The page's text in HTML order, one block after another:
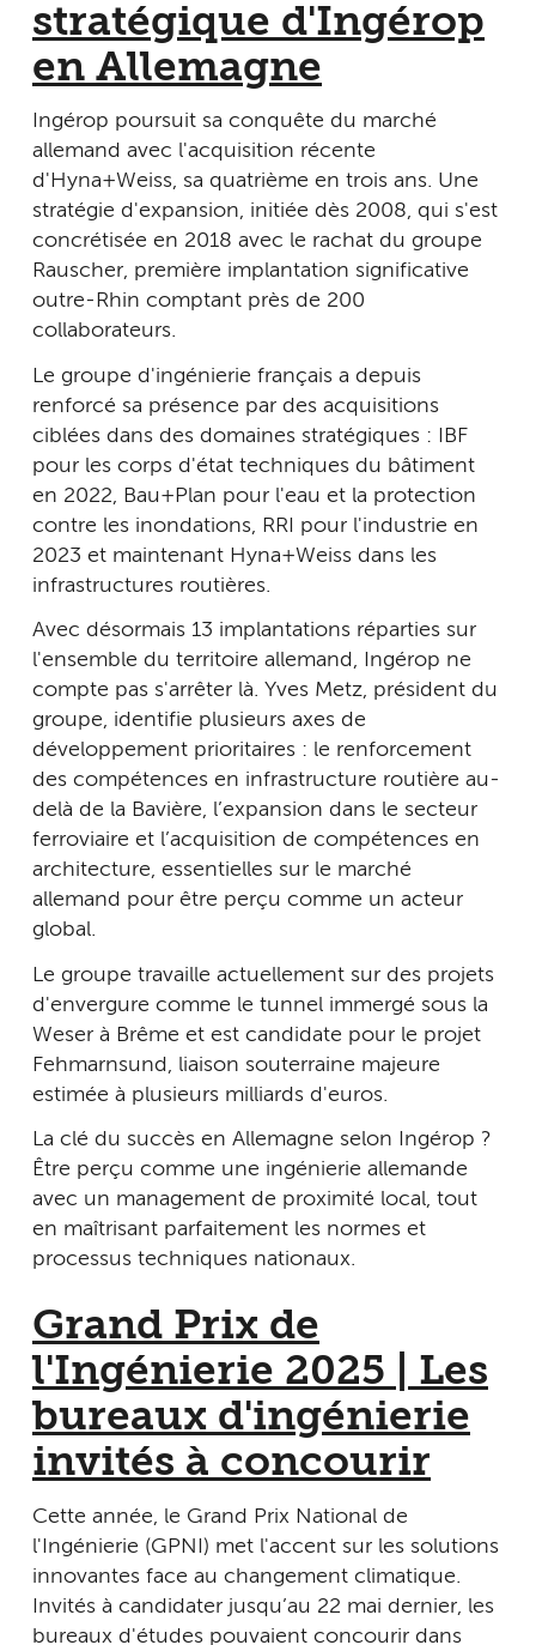
stratégique d'Ingérop
en Allemagne
Ingérop poursuit sa conquête du marché
allemand avec l'acquisition récente
d'Hyna+Weiss, sa quatrième en trois ans. Une
stratégie d'expansion, initiée dès 2008, qui s'est
concrétisée en 2018 avec le rachat du groupe
Rauscher, première implantation significative
outre-Rhin comptant près de 200
collaborateurs.
Le groupe d'ingénierie français a depuis
renforcé sa présence par des acquisitions
ciblées dans des domaines stratégiques : IBF
pour les corps d'état techniques du bâtiment
en 2022, Bau+Plan pour l'eau et la protection
contre les inondations, RRI pour l'industrie en
2023 et maintenant Hyna+Weiss dans les
infrastructures routières.
Avec désormais 13 implantations réparties sur
l'ensemble du territoire allemand, Ingérop ne
compte pas s'arrêter là. Yves Metz, président du
groupe, identifie plusieurs axes de
développement prioritaires : le renforcement
des compétences en infrastructure routière au-
delà de la Bavière, l’expansion dans le secteur
ferroviaire et l’acquisition de compétences en
architecture, essentielles sur le marché
allemand pour être perçu comme un acteur
global.
Le groupe travaille actuellement sur des projets
d'envergure comme le tunnel immergé sous la
Weser à Brême et est candidate pour le projet
Fehmarnsund, liaison souterraine majeure
estimée à plusieurs milliards d'euros.
La clé du succès en Allemagne selon Ingérop ?
Être perçu comme une ingénierie allemande
avec un management de proximité local, tout
en maîtrisant parfaitement les normes et
processus techniques nationaux.
Grand Prix de
l'Ingénierie 2025 | Les
bureaux d'ingénierie
invités à concourir
Cette année, le Grand Prix National de
l'Ingénierie (GPNI) met l'accent sur les solutions
innovantes face au changement climatique.
Invités à candidater jusqu’au 22 mai dernier, les
bureaux d'études pouvaient concourir dans